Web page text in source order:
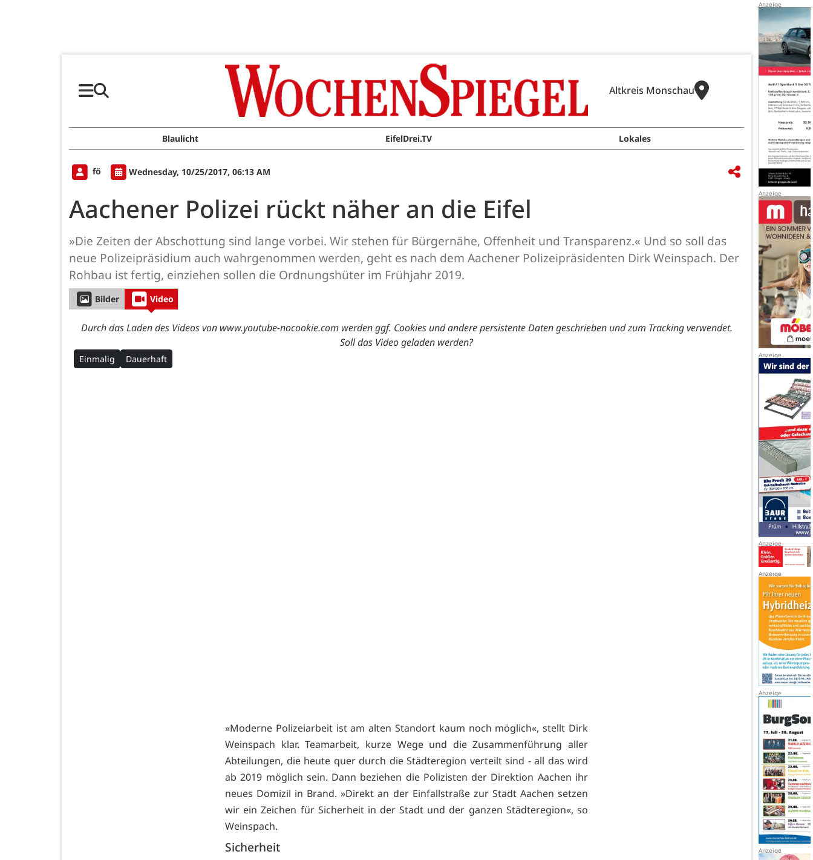
Altkreis Monschau
Blaulicht EifelDrei.TV Lokales
fö Wednesday, 10/25/2017, 06:13 AM
Aachener Polizei rückt näher an die Eifel
»Die Zeiten der Abschottung sind lange vorbei. Wir stehen für Bürgernähe, Offenheit und Transparenz.« Und so soll das
neue Polizeipräsidium auch wahrgenommen werden, geht es nach dem Aachener Polizeipräsidenten Dirk Weinspach. Der
Rohbau ist fertig, einziehen sollen die Ordnungshüter im Frühjahr 2019.
Bilder Video
Durch das Laden des Videos von www.youtube-nocookie.com werden ggf. Cookies und andere persistente Daten geschrieben und zum Tracking verwendet.
Soll das Video geladen werden?
Einmalig Dauerhaft
»Moderne Polizeiarbeit ist am alten Standort kaum noch möglich«, stellt Dirk
Weinspach klar. Teamarbeit, kurze Wege und die Zusammenführung aller
Abteilungen, die heute quer durch die Städteregion verteilt sind - all das wird
ab 2019 möglich sein. Dann beziehen die Polizisten der Direktion Aachen ihr
neues Domizil in Brand. »Direkt an der Einfallstraße zur Stadt Aachen setzen
wir ein Zeichen für Sicherheit in der Stadt und der ganzen Städteregion«, so
Weinspach.
Sicherheit